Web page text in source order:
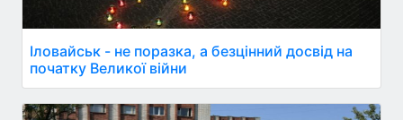
Іловайськ - не поразка, а безцінний досвід на
початку Великої війни